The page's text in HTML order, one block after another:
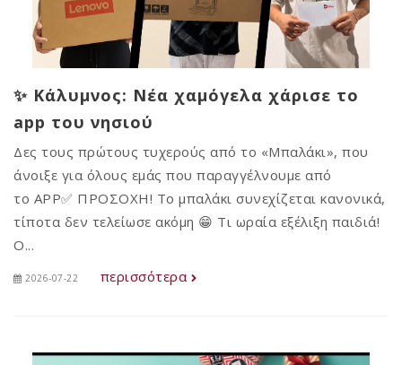
✨ Κάλυμνος: Νέα χαμόγελα χάρισε το
app του νησιού
Δες τους πρώτους τυχερούς από το «Μπαλάκι», που
άνοιξε για όλους εμάς που παραγγέλνουμε από
το APP✅ ΠΡΟΣΟΧΗ! Το μπαλάκι συνεχίζεται κανονικά,
τίποτα δεν τελείωσε ακόμη 😁 Τι ωραία εξέλιξη παιδιά!
Ο...
2026-07-22 περισσότερα